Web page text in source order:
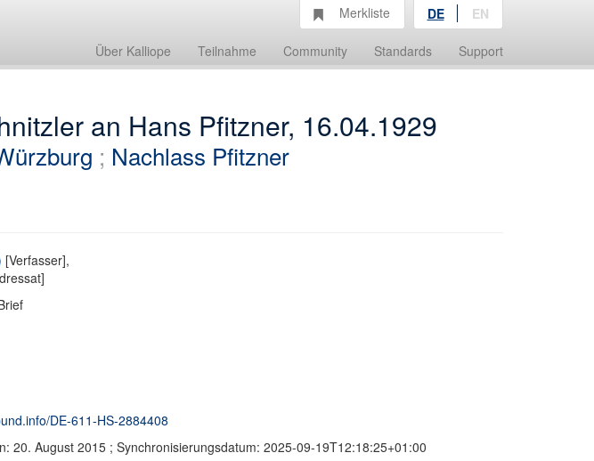
Über Kalliope Teilnahme Community Standards Support
Merkliste DE EN
an Hans Pfitzner, 16.04.1929
; Nachlass Pfitzner
[Verfasser],
DE-611-HS-2884408
20. August 2015 ; Synchronisierungsdatum: 2025-09-19T12:18:25+01:00